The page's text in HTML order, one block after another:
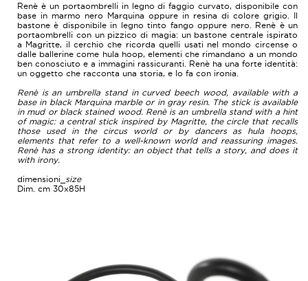
Renè è un portaombrelli in legno di faggio curvato, disponibile con
base in marmo nero Marquina oppure in resina di colore grigio. Il
bastone è disponibile in legno tinto fango oppure nero. Renè è un
portaombrelli con un pizzico di magia: un bastone centrale ispirato
a Magritte, il cerchio che ricorda quelli usati nel mondo circense o
dalle ballerine come hula hoop, elementi che rimandano a un mondo
ben conosciuto e a immagini rassicuranti. Renè ha una forte identità:
un oggetto che racconta una storia, e lo fa con ironia.
Renè is an umbrella stand in curved beech wood, available with a
base in black Marquina marble or in gray resin. The stick is available
in mud or black stained wood. Renè is an umbrella stand with a hint
of magic: a central stick inspired by Magritte, the circle that recalls
those used in the circus world or by dancers as hula hoops,
elements that refer to a well-known world and reassuring images.
Renè has a strong identity: an object that tells a story, and does it
with irony.
dimensioni_ size
Dim. cm 30x85H